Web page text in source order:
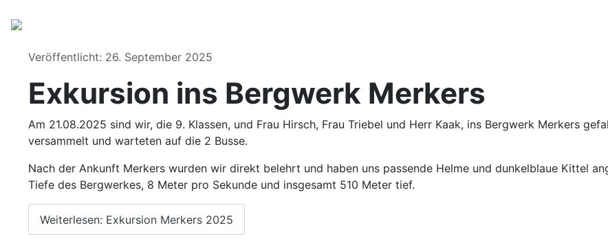
Details
Veröffentlicht: 26. September 2025
Exkursion ins Bergwerk Merkers
Am 21.08.2025 sind wir, die 9. Klassen, und Frau Hirsch, Frau Triebel und Herr Kaak, ins Bergwerk Merkers
versammelt und warteten auf die 2 Busse.
Nach der Ankunft Merkers wurden wir direkt belehrt und haben uns passende Helme und dunkelblaue Kittel
Tiefe des Bergwerkes, 8 Meter pro Sekunde und insgesamt 510 Meter tief.
Weiterlesen: Exkursion Merkers 2025